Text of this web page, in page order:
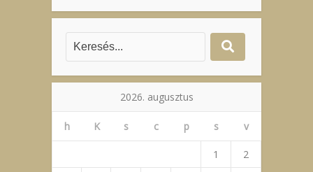
2026. augusztus
h K s c p s v
1
2